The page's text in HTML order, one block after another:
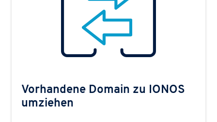
Vorhandene Domain zu IONOS
umziehen